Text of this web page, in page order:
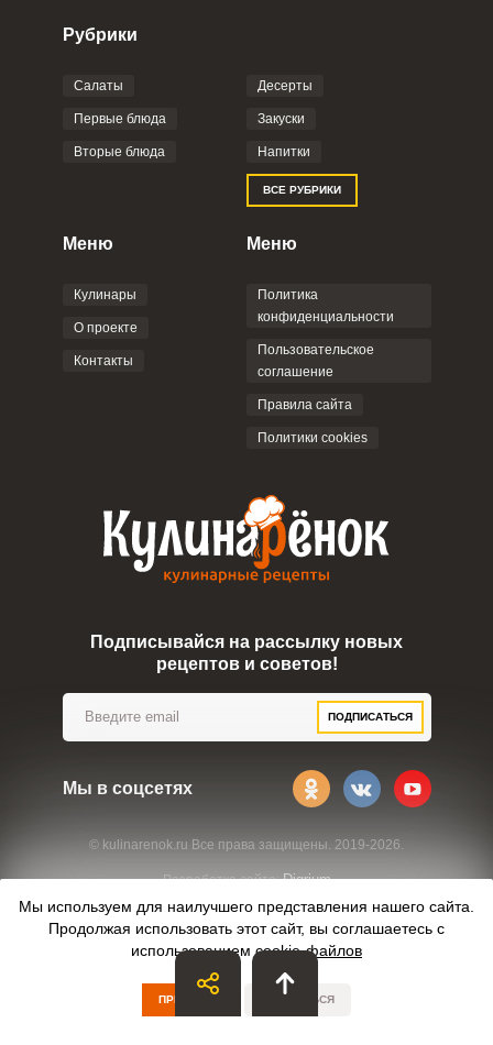
Фото до 4 шт, до 5 mb
Отправляя эту форму, вы соглашаетесь с
Политикой
Пользовательским
соглашением
© kulinarenok.ru Все права защищены. 2019-2026.
Разработка сайта:Digrium
Рубрики
Салаты
Первые блюда
Вторые блюда
Десерты
Закуски
Напитки
ВСЕ РУБРИКИ
Меню
Кулинары
О проекте
Контакты
Меню
Политика
конфиденциальности
Пользовательское
соглашение
Правила сайта
Политики cookies
Подписывайся на рассылку новых
рецептов и советов!
ПОДПИСАТЬСЯ
Мы в соцсетях
Мы используем для наилучшего представления нашего сайта.
Продолжая использовать этот сайт, вы соглашаетесь с
использованиемcookie-файлов
ПРИНЯТЬ ОТКАЗАТЬСЯ